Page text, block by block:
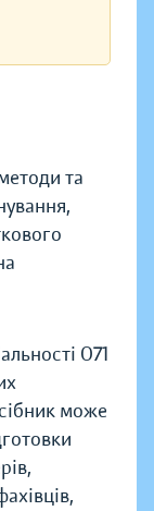
та
071
може